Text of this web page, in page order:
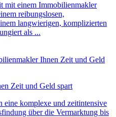
mit einem Immobilienmakler
reibungslosen,
langwierigen, komplizierten
als ...
Zeit und Geld spart
komplexe und zeitintensive
über die Vermarktung bis